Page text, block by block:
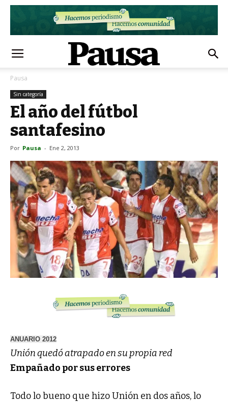
Pausa
Sin categoría
El año del fútbol
santafesino
Por Pausa - Ene 2, 2013
ANUARIO 2012
Unión quedó atrapado en su propia red
Empañado por sus errores
Todo lo bueno que hizo Unión en dos años, lo